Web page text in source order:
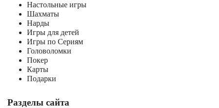
Настольные игры
Шахматы
Нарды
Игры для детей
Игры по Сериям
Головоломки
Покер
Карты
Подарки
Разделы сайта